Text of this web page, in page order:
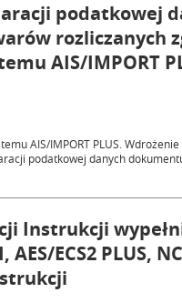
podatkowej
rozliczanych
AIS/IMPORT
AIS/IMPORT PLUS.
podatkowej danych
Instrukcji
ECS2 PLUS,